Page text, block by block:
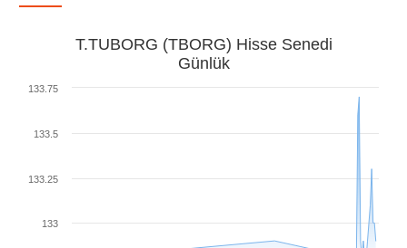
T.TUBORG (TBORG) Hisse Senedi
Günlük
133
133.25
133.5
133.75